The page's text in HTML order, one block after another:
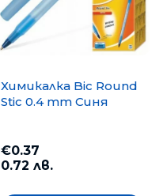
Химикалка Bic Round
Stic 0.4 mm Синя
€0.37
0.72 лв.